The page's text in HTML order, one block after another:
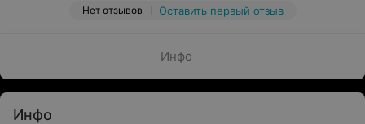
Нет отзывов Оставить первый отзыв
Инфо
Инфо